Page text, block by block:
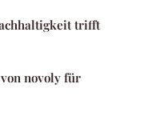
trifft
novoly für